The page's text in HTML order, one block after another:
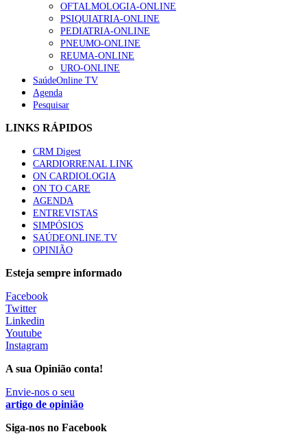
OFTALMOLOGIA-ONLINE
PSIQUIATRIA-ONLINE
PEDIATRIA-ONLINE
PNEUMO-ONLINE
REUMA-ONLINE
URO-ONLINE
SaúdeOnline TV
Agenda
Pesquisar
LINKS RÁPIDOS
CRM Digest
CARDIORRENAL LINK
ON CARDIOLOGIA
ON TO CARE
AGENDA
ENTREVISTAS
SIMPÓSIOS
SAÚDEONLINE.TV
OPINIÃO
Esteja sempre informado
Facebook
Twitter
Linkedin
Youtube
Instagram
A sua Opinião conta!
Envie-nos o seu
artigo de opinião
Siga-nos no Facebook